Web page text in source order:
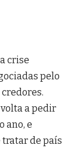
crise
pelo
a pedir
ano, e
tratar de país